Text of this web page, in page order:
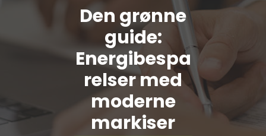
Den grønne
guide:
Energibespa
relser med
moderne
markiser